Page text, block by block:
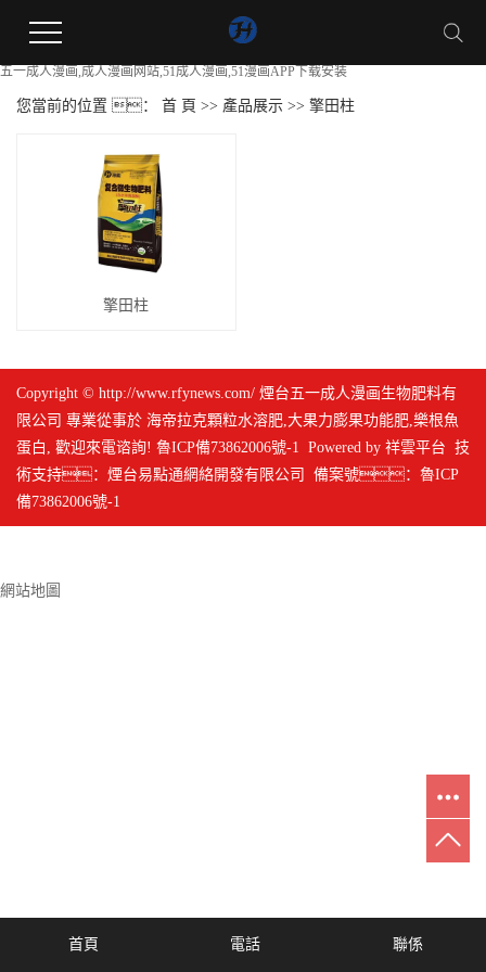
五一成人漫画,成人漫画网站,51成人漫画,51漫画APP下载安装
您當前的位置 ： 首 頁 >> 產品展示 >> 擎田柱
擎田柱
Copyright © http://www.rfynews.com/ 煙台五一成人漫画生物肥料有
限公司 專業從事於 海帝拉克顆粒水溶肥,大果力膨果功能肥,樂根魚
蛋白 , 歡迎來電谘詢! 魯ICP備73862006號-1 Powered by 祥雲平台 技
術支持： 煙台易點通網絡開發有限公司 備案號： 魯ICP
備73862006號-1
首頁 電話 聯係
網站地圖